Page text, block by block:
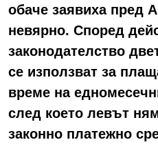
обаче заявиха пред
невярно. Според
законодателство
се използват за
време на
след което левът
законно платежно